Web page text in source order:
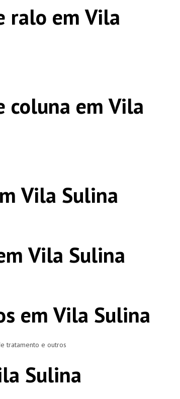
ralo em Vila
coluna em Vila
Vila Sulina
Vila Sulina
em Vila Sulina
tratamento e outros
Sulina